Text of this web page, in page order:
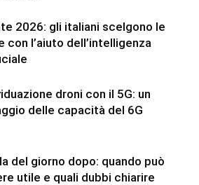
2026: gli italiani scelgono le
con l’aiuto dell’intelligenza
droni con il 5G: un
delle capacità del 6G
del giorno dopo: quando può
utile e quali dubbi chiarire